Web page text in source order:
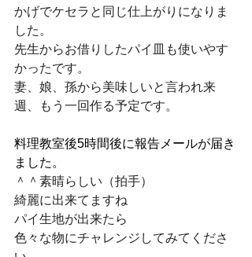
かげでケセラと同じ仕上がりになりま
した。
先生からお借りしたパイ皿も使いやす
かったです。
妻、娘、孫から美味しいと言われ来
週、もう一回作る予定です。
料理教室後5時間後に報告メールが届き
ました。
＾＾素晴らしい（拍手）
綺麗に出来てますね
パイ生地が出来たら
色々な物にチャレンジしてみてくださ